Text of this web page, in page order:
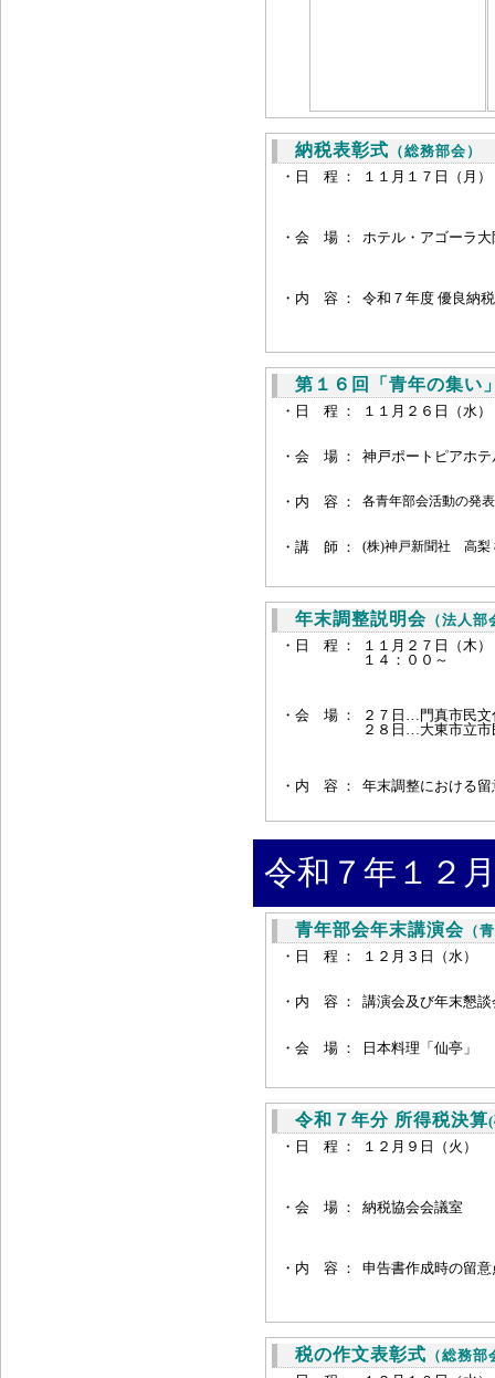
納税表彰式 （総務部会）
・日 程 ：
１１月１７日（月
・会 場 ： ホテル・アゴーラ大
・内 容 ： 令和７年度 優良納
第１６回「青年の集い
・日 程 ： １１月２６日（水
・会 場 ： 神戸ポートピアホテ
・ 内 容 ： 各青年部会活動の発
・ 講 師 ： (株)神戸新聞社 高梨
年末調整説明会（法人部
・日 程 ：
１１月２７日（木
１４：００～
・会 場 ：
２７日…門真市民文
２８日…大東市立市
・内 容 ： 年末調整における
令和７年１２
青年部会年末講演会（
・日 程 ：
１２月３日（水）
・内 容 ： 講演会及び年末懇
・会 場 ： 日本料理「仙亭」
令和７年分 所得税決算
・日 程 ：
１２月９日（火）
・会 場 ： 納税協会会議室
・内 容 ： 申告書作成時の留
税の作文表彰式 （総務部